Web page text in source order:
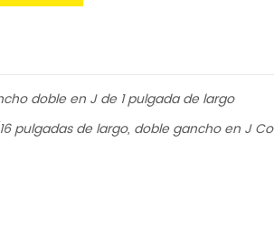
doble en J de 1 pulgada de largo
pulgadas de largo, doble gancho en J